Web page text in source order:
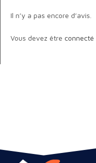
Il n’y a pas encore d’avis.
Vous devez être connecté